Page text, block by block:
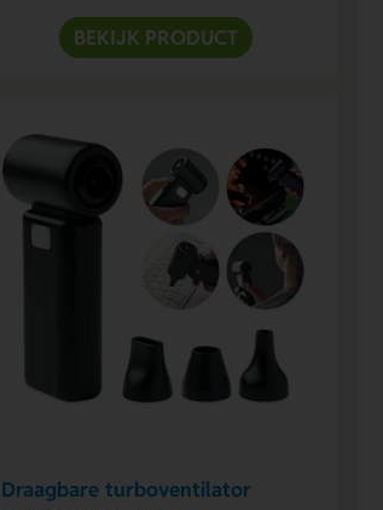
BEKIJK PRODUCT
Draagbare turboventilator